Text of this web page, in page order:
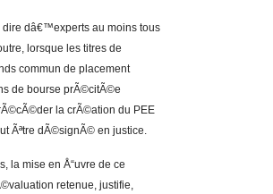
dâ€™experts au moins tous
lorsque les titres de
commun de placement
de bourse prÃ©citÃ©e
la crÃ©ation du PEE
Ãªtre dÃ©signÃ© en justice.
la mise en Å“uvre de ce
retenue, justifie,